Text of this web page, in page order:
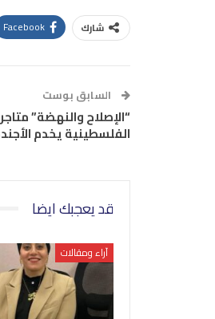
شارك Facebook
السابق بوست
“الإصلاح والنهضة”
الفلسطينية يخدم
قد يعجبك ايضا
آراء ومقالات